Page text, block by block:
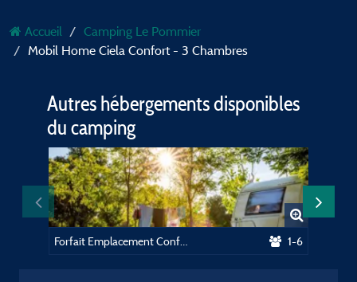
Accueil
Camping Le Pommier
Mobil Home Ciela Confort - 3 Chambres
Autres hébergements disponibles
du camping
1-6